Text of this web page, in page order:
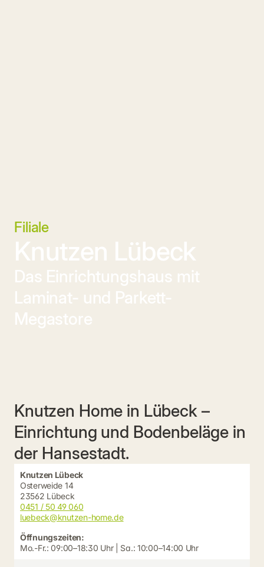
Filiale
Knutzen Lübeck
Das Einrichtungshaus mit
Laminat- und Parkett-
Megastore
Knutzen Home in Lübeck –
Einrichtung und Bodenbeläge in
der Hansestadt.
Knutzen Lübeck
Osterweide 14
23562 Lübeck
0451 / 50 49 060
luebeck@knutzen-home.de
Öffnungszeiten:
Mo.-Fr.: 09:00–18:30 Uhr | Sa.: 10:00–14:00 Uhr